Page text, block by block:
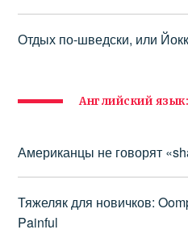
Отдых по-шведски, или
Английский
Американцы не говорят
Тяжеляк для новичков:
Painful